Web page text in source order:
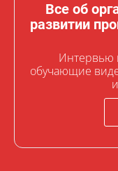
Все об
развитии
Интервью
обучающие